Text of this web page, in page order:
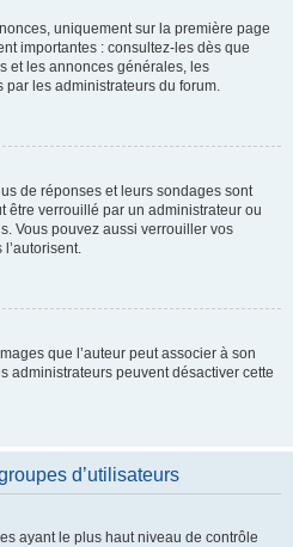
uniquement sur la première page
importantes : consultez-les dès que
et les annonces générales, les
les administrateurs du forum.
de réponses et leurs sondages sont
être verrouillé par un administrateur ou
Vous pouvez aussi verrouiller vos
que l’auteur peut associer à son
administrateurs peuvent désactiver cette
d’utilisateurs
ayant le plus haut niveau de contrôle